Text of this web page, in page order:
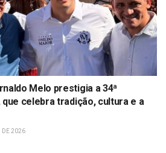
Melo prestigia a 34ª
que celebra tradição, cultura e a
DE 2026